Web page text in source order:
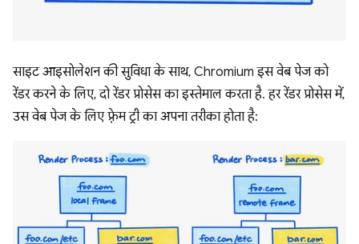
साइट आइसोलेशन की सुविधा के साथ, Chromium इस वेब पेज को
रेंडर करने के लिए, दो रेंडर प्रोसेस का इस्तेमाल करता है. हर रेंडर प्रोसेस में,
उस वेब पेज के लिए फ़्रेम ट्री का अपना तरीका होता है: